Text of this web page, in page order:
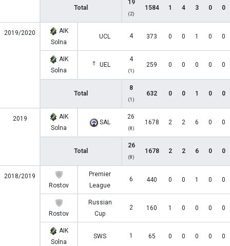
Total
19
(2)
1584 1 4 3 0 0
2019/2020
AIK
Solna
UCL 4 373 0 0 1 0 0
AIK
Solna
UEL
4
(1)
259 0 0 0 0 0
Total
8
(1)
632 0 0 1 0 0
2019
AIK
Solna
SAL
26
(8)
1678 2 2 6 0 0
Total
26
(8)
1678 2 2 6 0 0
2018/2019
Rostov
Premier
League
6 440 0 0 1 0 0
Rostov
Russian
Cup
2 160 1 0 0 0 0
AIK
Solna
SWS 1 65 0 0 0 0 0